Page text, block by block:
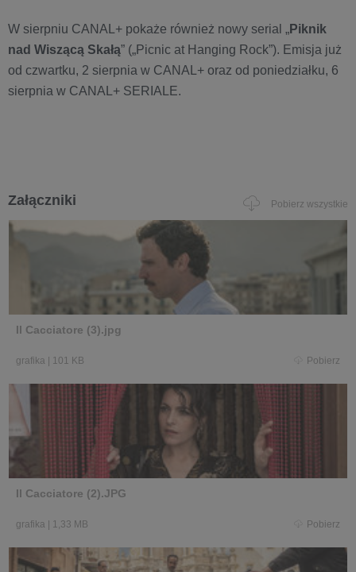
W sierpniu CANAL+ pokaże również nowy serial „Piknik
nad Wiszącą Skałą” („Picnic at Hanging Rock”). Emisja już
od czwartku, 2 sierpnia w CANAL+ oraz od poniedziałku, 6
sierpnia w CANAL+ SERIALE.
Załączniki Pobierz wszystkie
Il Cacciatore (3).jpg
grafika 101 KB Pobierz
Il Cacciatore (2).JPG
grafika 1,33 MB Pobierz